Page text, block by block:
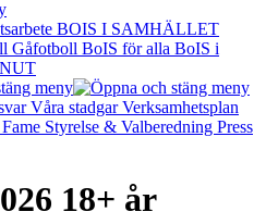
BOIS I SAMHÄLLET
Gåfotboll BoIS för alla BoIS i
Våra stadgarVerksamhetsplan
Styrelse & Valberedning Press
18+ år